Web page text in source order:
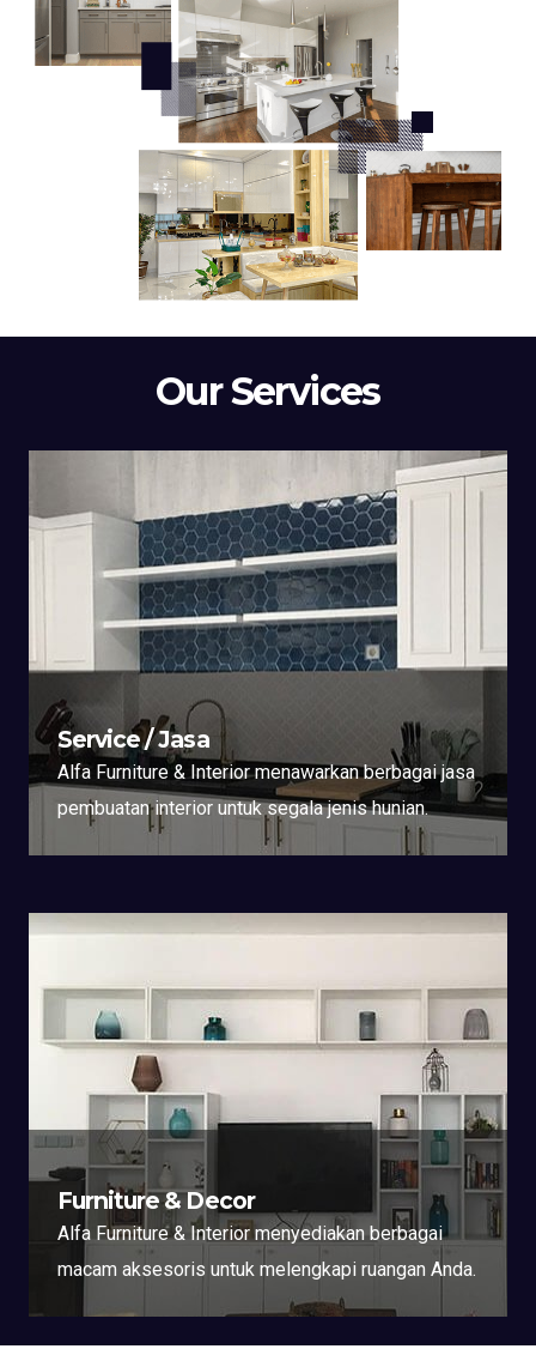
Our Services
Service / Jasa
Alfa Furniture & Interior menawarkan berbagai jasa
pembuatan interior untuk segala jenis hunian.
Furniture & Decor
Alfa Furniture & Interior menyediakan berbagai
macam aksesoris untuk melengkapi ruangan Anda.